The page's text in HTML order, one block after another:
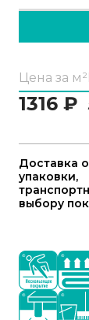
Цена за м²
1316 ₽
Доставка
упаковки,
выбору